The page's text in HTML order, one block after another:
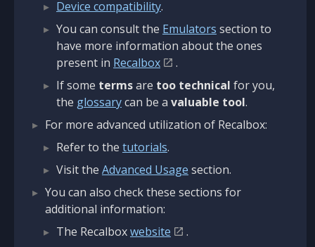
Device compatibility.
You can consult the Emulators section to
have more information about the ones
present in Recalbox
.
If some termsare too technical for you,
the glossarycan be a valuable tool.
For more advanced utilization of Recalbox:
Refer to the tutorials.
Visit the Advanced Usage section.
You can also check these sections for
additional information:
The Recalboxwebsite
.